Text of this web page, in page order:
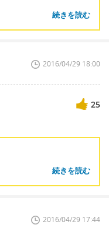
続きを読む
2016/04/29 18:00
25
続きを読む
2016/04/29 17:44